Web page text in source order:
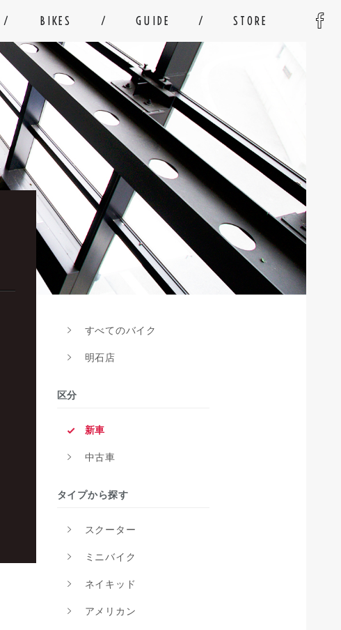
BIKES GUIDE STORE
すべてのバイク
明石店
区分
新車
中古車
タイプから探す
スクーター
ミニバイク
ネイキッド
アメリカン